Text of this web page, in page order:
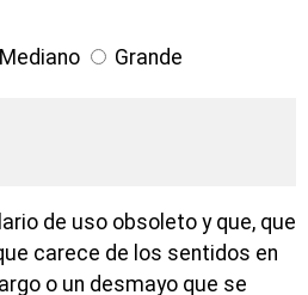
Mediano Grande
de uso obsoleto y que, que
carece de los sentidos en
o un desmayo que se